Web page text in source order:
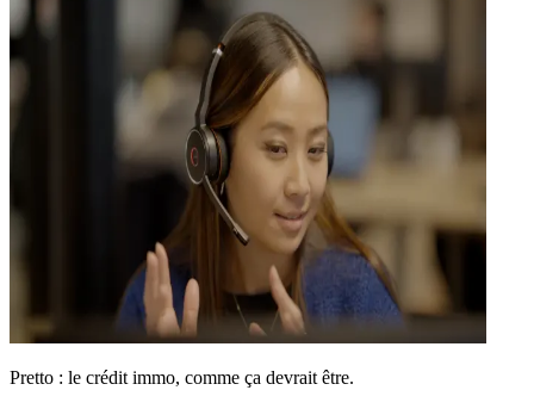
Pretto : le crédit immo, comme ça devrait être.